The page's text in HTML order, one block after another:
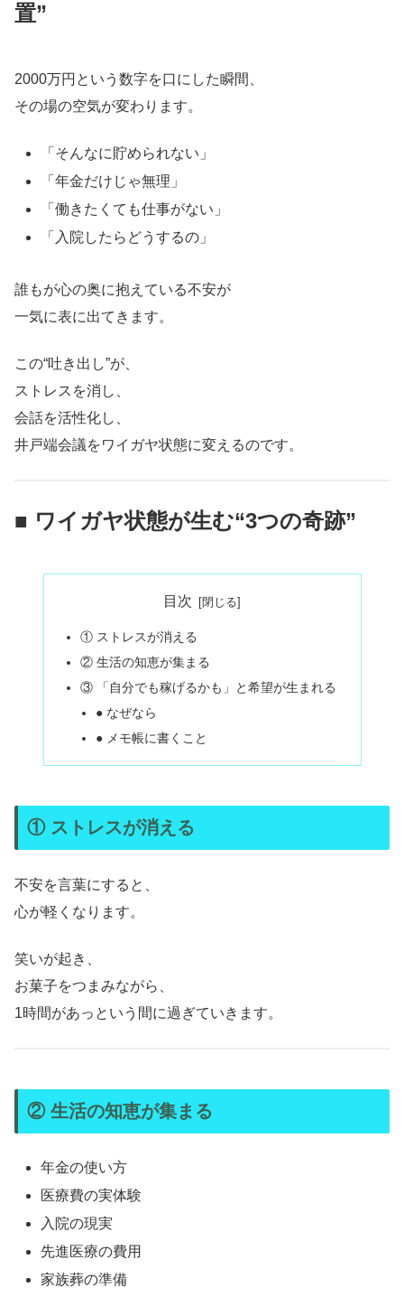
置”
2000万円という数字を口にした瞬間、
その場の空気が変わります。
「そんなに貯められない」
「年金だけじゃ無理」
「働きたくても仕事がない」
「入院したらどうするの」
誰もが心の奥に抱えている不安が
一気に表に出てきます。
この“吐き出し”が、
ストレスを消し、
会話を活性化し、
井戸端会議をワイガヤ状態に変えるのです。
■ ワイガヤ状態が生む“3つの奇跡”
目次
① ストレスが消える
② 生活の知恵が集まる
③ 「自分でも稼げるかも」と希望が生まれる
● なぜなら
● メモ帳に書くこと
① ストレスが消える
不安を言葉にすると、
心が軽くなります。
笑いが起き、
お菓子をつまみながら、
1時間があっという間に過ぎていきます。
② 生活の知恵が集まる
年金の使い方
医療費の実体験
入院の現実
先進医療の費用
家族葬の準備